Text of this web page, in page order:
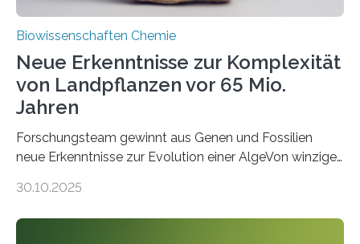
Biowissenschaften Chemie
Neue Erkenntnisse zur Komplexität
von Landpflanzen vor 65 Mio.
Jahren
Forschungsteam gewinnt aus Genen und Fossilien
neue Erkenntnisse zur Evolution einer AlgeVon winzigen
Landpflanzen zählen zu den komplexesten
30.10.2025